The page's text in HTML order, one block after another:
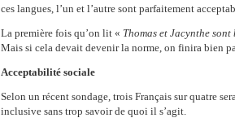
ces langues, l’un et l’autre sont parfaitement
La première fois qu’on lit « Thomas et Jacynthe sont
Mais si cela devait devenir la norme, on finira bien
Acceptabilité sociale
Selon un récent sondage, trois Français sur quatre
inclusive sans trop savoir de quoi il s’agit.